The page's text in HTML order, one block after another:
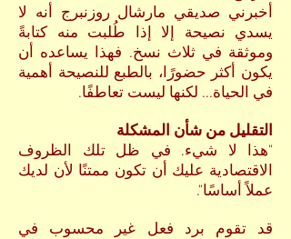
أخبرني صديقي مارشال روزنبرج أنه لا
يسدي نصيحة إلا إذا طُلبت منه كتابةً
وموثقة في ثلاث نسخ. فهذا يساعده أن
يكون أكثر حضورًا، بالطبع للنصيحة أهمية
في الحياة... لكنها ليست تعاطفًا.
التقليل من شأن المشكلة
"هذا لا شيء. في ظل تلك الظروف
الاقتصادية عليك أن تكون ممتنًا لأن لديك
عملاً أساسًا".
قد تقوم برد فعل غير محسوب في